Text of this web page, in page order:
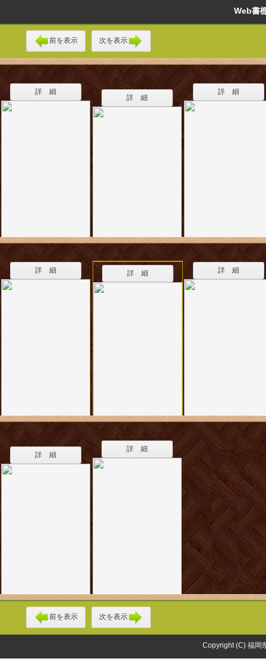
Web
前を表示 次を表示
詳 細
詳 細
詳 細
詳 細 詳 細 詳 細
詳 細
詳 細
前を表示 次を表示
Copyright (C) 福岡